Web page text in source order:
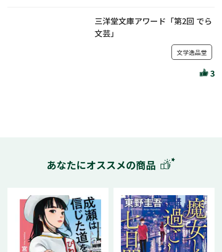
三洋堂文庫アワード「第2回 でら
文芸」
文学逸品堂
3
あなたにオススメの商品